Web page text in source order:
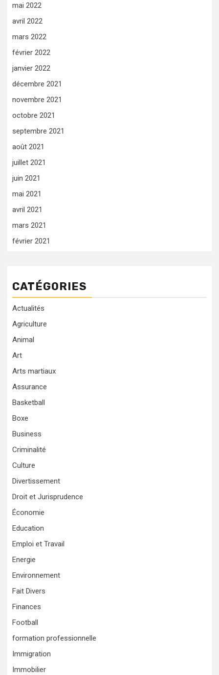
mai 2022
avril 2022
mars 2022
février 2022
janvier 2022
décembre 2021
novembre 2021
octobre 2021
septembre 2021
août 2021
juillet 2021
juin 2021
mai 2021
avril 2021
mars 2021
février 2021
CATÉGORIES
Actualités
Agriculture
Animal
Art
Arts martiaux
Assurance
Basketball
Boxe
Business
Criminalité
Culture
Divertissement
Droit et Jurisprudence
Économie
Education
Emploi et Travail
Energie
Environnement
Fait Divers
Finances
Football
formation professionnelle
Immigration
Immobilier